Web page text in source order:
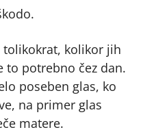
tolikokrat, kolikor jih
to potrebno čez dan.
poseben glas, ko
na primer glas
matere.